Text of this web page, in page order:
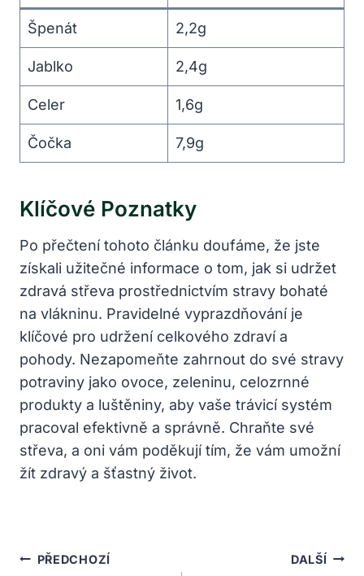
Špenát 2,2g
Jablko 2,4g
Celer 1,6g
Čočka 7,9g
Klíčové Poznatky
Po přečtení tohoto článku doufáme, že jste
získali užitečné informace o tom, jak si udržet
zdravá střeva prostřednictvím stravy bohaté
na vlákninu. Pravidelné vyprazdňování je
klíčové pro udržení celkového zdraví a
pohody. Nezapomeňte zahrnout do své stravy
potraviny jako ovoce, zeleninu, celozrnné
produkty a luštěniny, aby vaše trávicí systém
pracoval efektivně a správně. Chraňte své
střeva, a oni vám poděkují tím, že vám umožní
žít zdravý a šťastný život.
Navigace
PŘEDCHOZÍ DALŠÍ